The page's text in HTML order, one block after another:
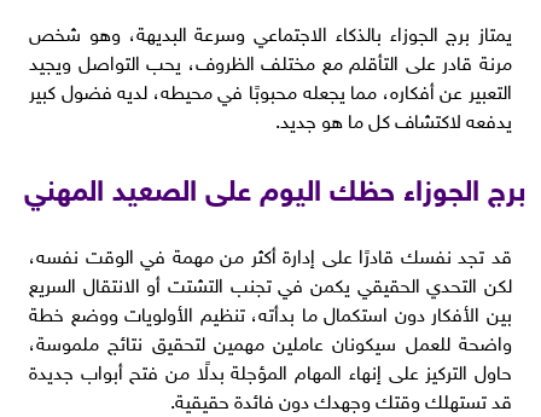
يمتاز برج الجوزاء بالذكاء الاجتماعي وسرعة البديهة، وهو شخص
مرنة قادر على التأقلم مع مختلف الظروف، يحب التواصل ويجيد
التعبير عن أفكاره، مما يجعله محبوبًا في محيطه، لديه فضول كبير
يدفعه لاكتشاف كل ما هو جديد.
برج الجوزاء حظك اليوم على الصعيد المهني
قد تجد نفسك قادرًا على إدارة أكثر من مهمة في الوقت نفسه،
لكن التحدي الحقيقي يكمن في تجنب التشتت أو الانتقال السريع
بين الأفكار دون استكمال ما بدأته، تنظيم الأولويات ووضع خطة
واضحة للعمل سيكونان عاملين مهمين لتحقيق نتائج ملموسة،
حاول التركيز على إنهاء المهام المؤجلة بدلًا من فتح أبواب جديدة
قد تستهلك وقتك وجهدك دون فائدة حقيقية.